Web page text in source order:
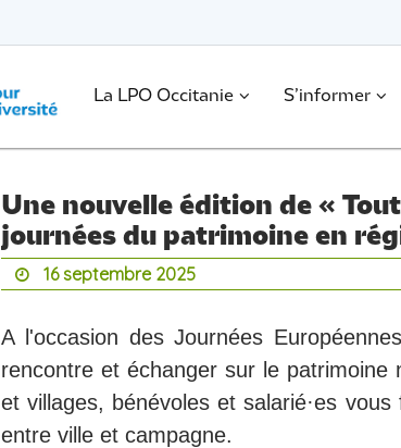
La LPO Occitanie S’informer
Une nouvelle édition de «
journées du patrimoine en
16 septembre 2025
A l'occasion des Journées
rencontre et échanger sur le
et villages, bénévoles et salarié·es
entre ville et campagne.